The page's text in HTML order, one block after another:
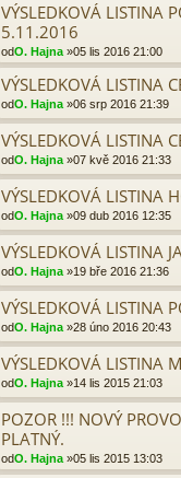
VÝSLEDKOVÁ LISTINA
5.11.2016
odO. Hajna»05 lis 2016 21:00
VÝSLEDKOVÁ LISTINA
odO. Hajna»06 srp 2016 21:39
VÝSLEDKOVÁ LISTINA
odO. Hajna»07 kvě 2016 21:33
VÝSLEDKOVÁ LISTINA
odO. Hajna»09 dub 2016 12:35
VÝSLEDKOVÁ LISTINA
odO. Hajna»19 bře 2016 21:36
VÝSLEDKOVÁ LISTINA
odO. Hajna»28 úno 2016 20:43
VÝSLEDKOVÁ LISTINA
odO. Hajna»14 lis 2015 21:03
POZOR !!! NOVÝ
PLATNÝ.
odO. Hajna»05 lis 2015 13:03